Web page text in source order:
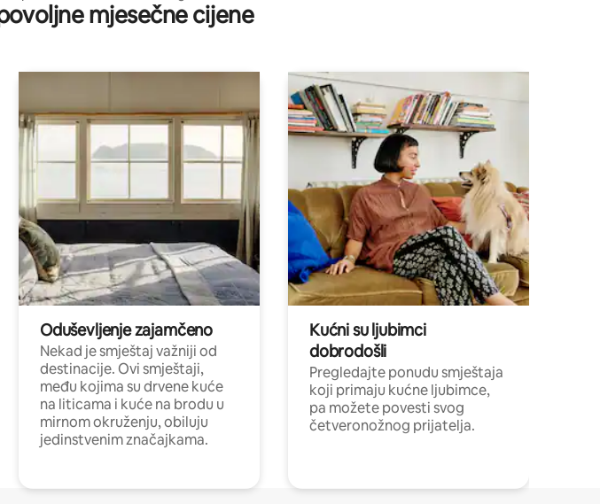
mjesečne cijene
Oduševljenje zajamčeno
Nekad je smještaj važniji od
destinacije. Ovi smještaji,
među kojima su drvene kuće
na liticama i kuće na brodu u
mirnom okruženju, obiluju
jedinstvenim značajkama.
Kućni su ljubimci
dobrodošli
Pregledajte ponudu smještaja
koji primaju kućne ljubimce,
pa možete povesti svog
četveronožnog prijatelja.